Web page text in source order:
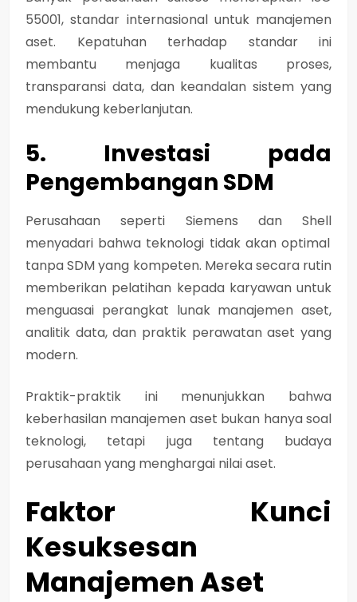
55001, standar internasional untuk manajemen
aset. Kepatuhan terhadap standar ini
membantu menjaga kualitas proses,
transparansi data, dan keandalan sistem yang
mendukung keberlanjutan.
5. Investasi pada
Pengembangan SDM
Perusahaan seperti Siemens dan Shell
menyadari bahwa teknologi tidak akan optimal
tanpa SDM yang kompeten. Mereka secara rutin
memberikan pelatihan kepada karyawan untuk
menguasai perangkat lunak manajemen aset,
analitik data, dan praktik perawatan aset yang
modern.
Praktik-praktik ini menunjukkan bahwa
keberhasilan manajemen aset bukan hanya soal
teknologi, tetapi juga tentang budaya
perusahaan yang menghargai nilai aset.
Faktor Kunci
Kesuksesan
Manajemen Aset